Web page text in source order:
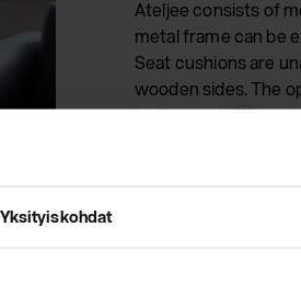
Yksityiskohdat
Ateljee consists of
metal frame can be
Seat cushions are
wooden sides. The
leather and different
Headrest is again
Ateljee models
attached onto the
Ateljee has been